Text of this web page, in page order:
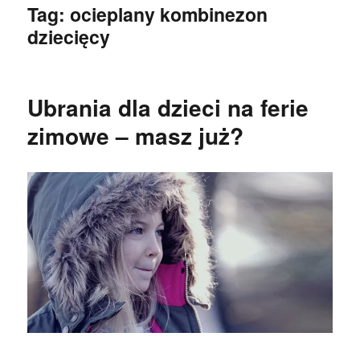
Tag:ocieplany kombinezon
dziecięcy
Ubrania dla dzieci na ferie
zimowe – masz już?